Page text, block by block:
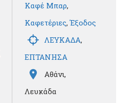
Καφέ Μπαρ,
Καφετέριες,Έξοδος
ΛΕΥΚΑΔΑ,
ΕΠΤΑΝΗΣΑ
Αθάνι,
Λευκάδα